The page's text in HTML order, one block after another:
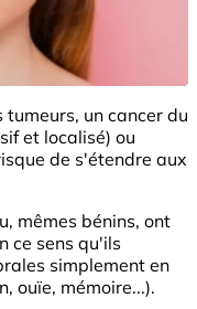
un cancer du
et localisé) ou
de s'étendre aux
mêmes bénins, ont
ce sens qu'ils
simplement en
ouïe, mémoire...).